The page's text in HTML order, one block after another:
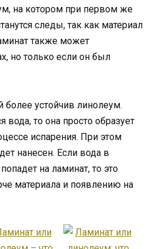
на котором при первом же
следы, так как материал
также может
но только если он был
более устойчив линолеум.
вода, то она просто образует
испарения. При этом
нанесен. Если вода в
на ламинат, то это
материала и появлению на